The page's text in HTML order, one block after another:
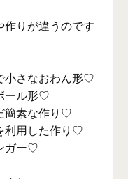
りが違うのです
小さなおわん形♡
ール形♡
簡素な作り♡
利用した作り♡
ガー♡